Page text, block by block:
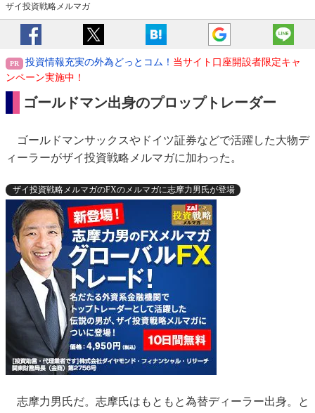
ザイ投資戦略メルマガ
投資情報充実の外為どっとコム！ 当サイト口座開設者限定キャ
ンペーン実施中！
ゴールドマン出身のプロップトレーダー
ゴールドマンサックスやドイツ証券などで活躍した大物デ
ィーラーがザイ投資戦略メルマガに加わった。
ザイ投資戦略メルマガのFXのメルマガに志摩力男氏が登場
志摩力男氏だ。志摩氏はもともと為替ディーラー出身。と